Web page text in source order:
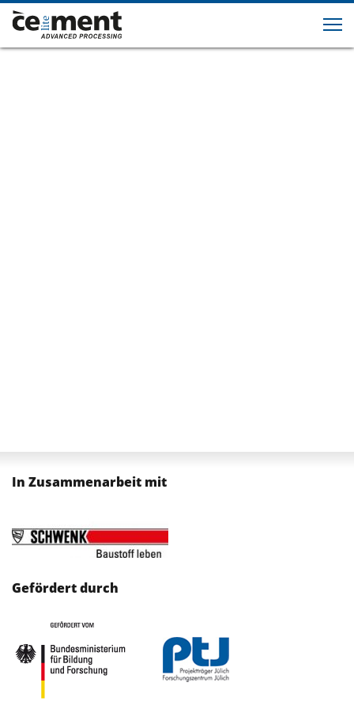
In Zusammenarbeit mit
Gefördert durch